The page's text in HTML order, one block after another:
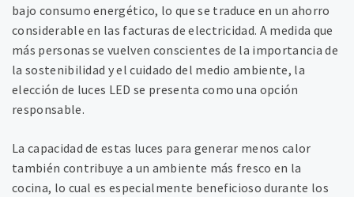
bajo consumo energético, lo que se traduce en un ahorro
considerable en las facturas de electricidad. A medida que
más personas se vuelven conscientes de la importancia de
la sostenibilidad y el cuidado del medio ambiente, la
elección de luces LED se presenta como una opción
responsable.
La capacidad de estas luces para generar menos calor
también contribuye a un ambiente más fresco en la
cocina, lo cual es especialmente beneficioso durante los